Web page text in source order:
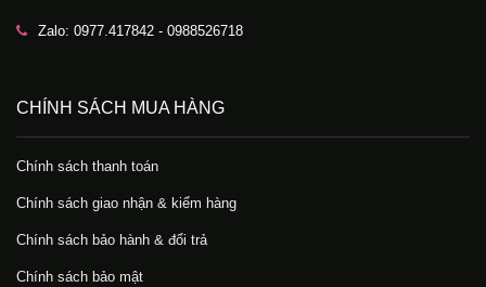
Zalo: 0977.417842 - 0988526718
CHÍNH SÁCH MUA HÀNG
Chính sách thanh toán
Chính sách giao nhận & kiểm hàng
Chính sách bảo hành & đổi trả
Chính sách bảo mật